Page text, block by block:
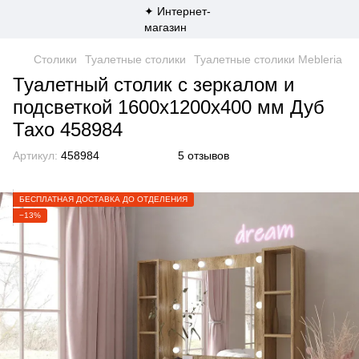
Столики Туалетные столики Туалетные столики Mebleria
Туалетный столик с зеркалом и
подсветкой 1600х1200х400 мм Дуб
Тахо 458984
Артикул: 458984 5 отзывов
БЕСПЛАТНАЯ ДОСТАВКА ДО ОТДЕЛЕНИЯ
−13%